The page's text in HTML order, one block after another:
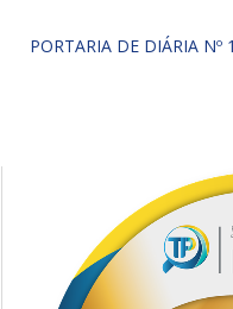
PORTARIA DE DIÁRIA